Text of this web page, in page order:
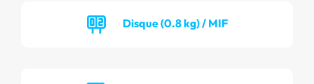
Disque (0.8 kg) / MIF